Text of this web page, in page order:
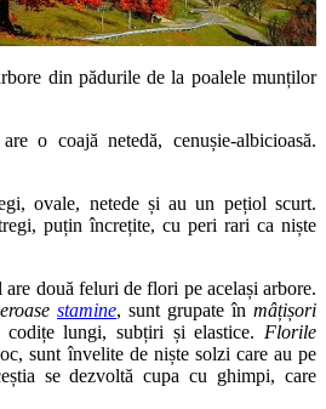
din pădurile de la poalele munților
o coajă netedă, cenușie-albicioasă.
ovale, netede și au un pețiol scurt.
puțin încrețite, cu peri rari ca niște
două feluri de flori pe același arbore.
stamine, sunt grupate în mâțișori
lungi, subțiri și elastice. Florile
sunt învelite de niște solzi care au pe
se dezvoltă cupa cu ghimpi, care